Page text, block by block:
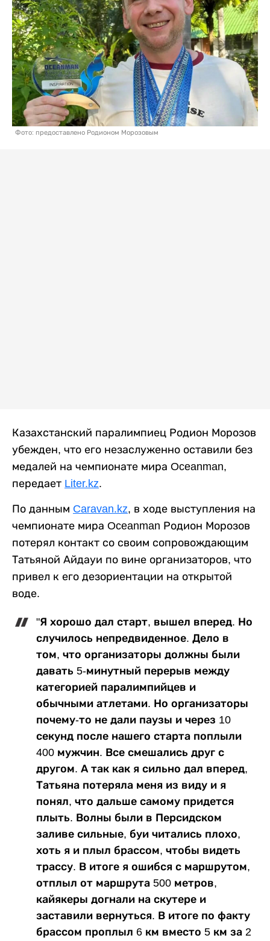
Фото: предоставлено Родионом Морозовым
Казахстанский паралимпиец Родион Морозов
убежден, что его незаслуженно оставили без
медалей на чемпионате мира Oceanman,
передает Liter.kz.
По данным Caravan.kz, в ходе выступления на
чемпионате мира Oceanman Родион Морозов
потерял контакт со своим сопровождающим
Татьяной Айдауи по вине организаторов, что
привел к его дезориентации на открытой
воде.
"Я хорошо дал старт, вышел вперед. Но
случилось непредвиденное. Дело в
том, что организаторы должны были
давать 5-минутный перерыв между
категорией паралимпийцев и
обычными атлетами. Но организаторы
почему-то не дали паузы и через 10
секунд после нашего старта поплыли
400 мужчин. Все смешались друг с
другом. А так как я сильно дал вперед,
Татьяна потеряла меня из виду и я
понял, что дальше самому придется
плыть. Волны были в Персидском
заливе сильные, буи читались плохо,
хоть я и плыл брассом, чтобы видеть
трассу. В итоге я ошибся с маршрутом,
отплыл от маршрута 500 метров,
кайякеры догнали на скутере и
заставили вернуться. В итоге по факту
брассом проплыл 6 км вместо 5 км за 2